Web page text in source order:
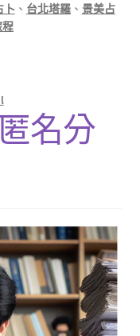
卜 、 台北塔羅、 景美占
名分